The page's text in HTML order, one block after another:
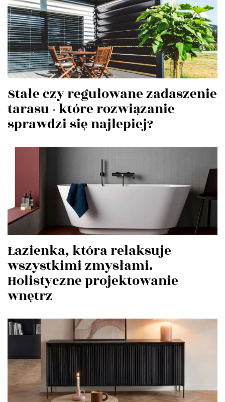
Stałe czy regulowane zadaszenie
tarasu - które rozwiązanie
sprawdzi się najlepiej?
Łazienka, która relaksuje
wszystkimi zmysłami.
Holistyczne projektowanie
wnętrz